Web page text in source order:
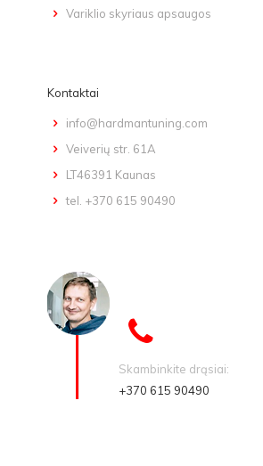
Variklio skyriaus apsaugos
Kontaktai
info@hardmantuning.com
Veiverių str. 61A
LT46391 Kaunas
tel. +370 615 90490
Skambinkite drąsiai:
+370 615 90490